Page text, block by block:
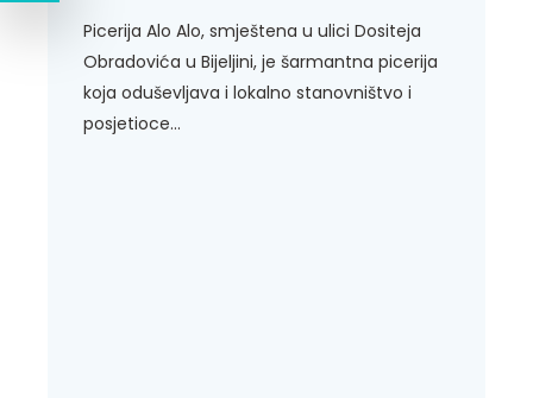
Picerija Alo Alo, smještena u ulici Dositeja
Obradovića u Bijeljini, je šarmantna picerija
koja oduševljava i lokalno stanovništvo i
posjetioce...